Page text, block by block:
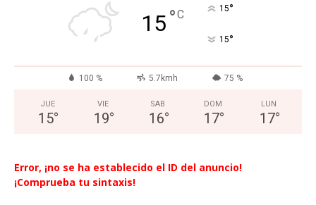
15°C 15°
15°
100 % 5.7kmh 75 %
JUE
15°
VIE
19°
SAB
16°
DOM
17°
LUN
17°
Error, ¡no se ha establecido el ID del anuncio!
¡Comprueba tu sintaxis!